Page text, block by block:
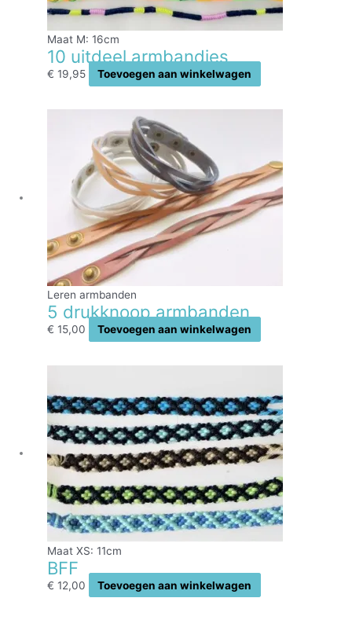
Maat M: 16cm
10 uitdeel armbandjes
€ 19,95 Toevoegen aan winkelwagen
Leren armbanden
5 drukknoop armbanden
€ 15,00 Toevoegen aan winkelwagen
Maat XS: 11cm
BFF
€ 12,00 Toevoegen aan winkelwagen